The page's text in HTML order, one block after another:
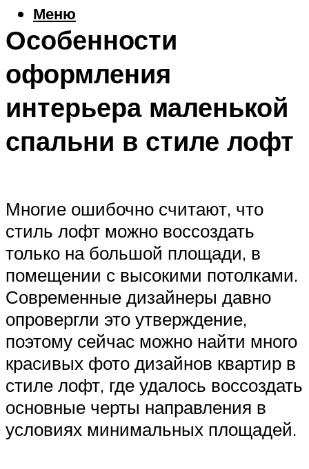
Меню
Особенности
оформления
интерьера маленькой
спальни в стиле лофт
Многие ошибочно считают, что
стиль лофт можно воссоздать
только на большой площади, в
помещении с высокими потолками.
Современные дизайнеры давно
опровергли это утверждение,
поэтому сейчас можно найти много
красивых фото дизайнов квартир в
стиле лофт, где удалось воссоздать
основные черты направления в
условиях минимальных площадей.